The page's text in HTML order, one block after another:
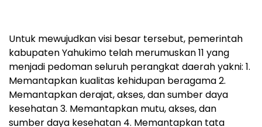
Untuk mewujudkan visi besar tersebut, pemerintah
kabupaten Yahukimo telah merumuskan 11 yang
menjadi pedoman seluruh perangkat daerah yakni: 1.
Memantapkan kualitas kehidupan beragama 2.
Memantapkan derajat, akses, dan sumber daya
kesehatan 3. Memantapkan mutu, akses, dan
sumber daya kesehatan 4. Memantapkan tata